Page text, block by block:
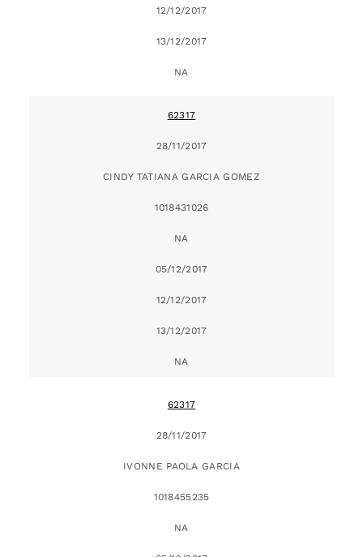
12/12/2017
13/12/2017
NA
62317
28/11/2017
CINDY TATIANA GARCIA GOMEZ
1018431026
NA
05/12/2017
12/12/2017
13/12/2017
NA
62317
28/11/2017
IVONNE PAOLA GARCIA
1018455235
NA